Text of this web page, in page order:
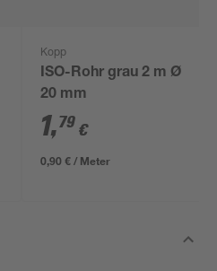
Kopp
ISO-Rohr grau 2 m Ø
20 mm
1,79 €
0,90 € / Meter